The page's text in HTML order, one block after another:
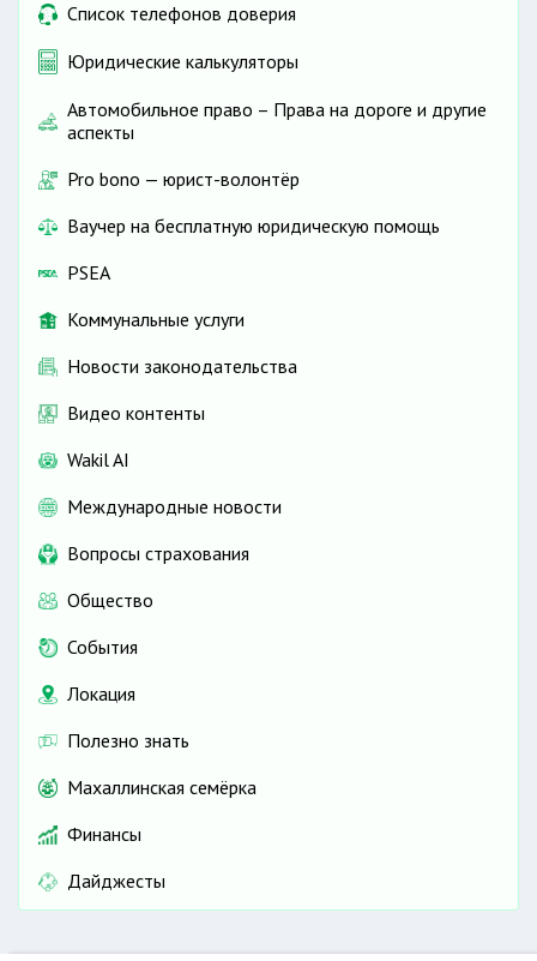
Список телефонов доверия
Юридические калькуляторы
Автомобильное право – Права на дороге и другие
аспекты
Pro bono — юрист-волонтёр
Ваучер на бесплатную юридическую помощь
PSEA
Коммунальные услуги
Новости законодательства
Видео контенты
Wakil AI
Международные новости
Вопросы страхования
Общество
События
Локация
Полезно знать
Махаллинская семёрка
Финансы
Дайджесты